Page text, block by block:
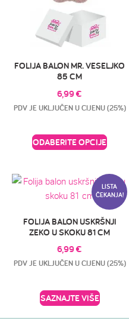
FOLIJA BALON MR. VESELJKO
85 CM
6,99€
PDV JE UKLJUČEN U CIJENU (25%)
ODABERITE OPCIJE
LISTA
ČEKANJA!
FOLIJA BALON USKRŠNJI
ZEKO U SKOKU 81 CM
6,99€
PDV JE UKLJUČEN U CIJENU (25%)
SAZNAJTE VIŠE